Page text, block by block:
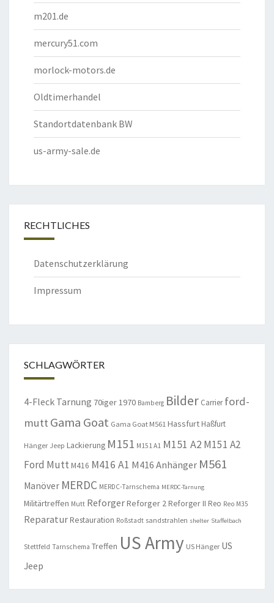
m201.de
mercury51.com
morlock-motors.de
Oldtimerhandel
Standortdatenbank BW
us-army-sale.de
RECHTLICHES
Datenschutzerklärung
Impressum
SCHLAGWÖRTER
4-Fleck Tarnung 70iger1970 Bamberg Bilder Carrier ford-
mutt Gama Goat Gama Goat M561 Hassfurt Haßfurt
Hänger Jeep Lackierung M151 M151 A1 M151 A2 M151 A2
Ford Mutt M416 M416 A1 M416 Anhänger M561
Manöver MERDC MERDC-Tarnschema MERDC-Tarnung
Militärtreffen Mutt ReforgerReforger 2Reforger II Reo Reo M35
ReparaturRestauration Roßstadt sandstrahlen shelter Staffelbach
Stettfeld Tarnschema Treffen US Army US Hänger US
Jeep